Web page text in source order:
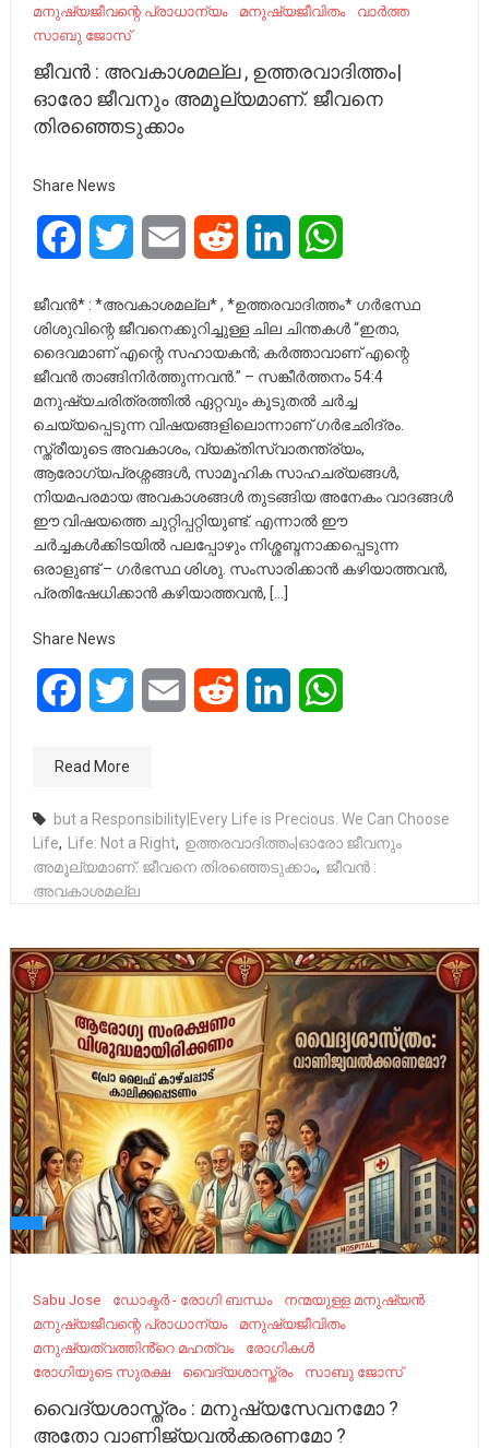
മനുഷ്യജീവന്റെ പ്രാധാന്യം മനുഷ്യജീവിതം
വാർത്ത
സാബു ജോസ്
ജീവൻ : അവകാശമല്ല , ഉത്തരവാദിത്തം|
ഓരോ ജീവനും അമൂല്യമാണ്. ജീവനെ
തിരഞ്ഞെടുക്കാം
Share News
FacebookTwitter Email Reddit LinkedIn
ജീവൻ* : *അവകാശമല്ല* , *ഉത്തരവാദിത്തം* ഗർഭസ്ഥ
ശിശുവിന്റെ ജീവനെക്കുറിച്ചുള്ള ചില ചിന്തകൾ “ഇതാ,
ദൈവമാണ് എന്റെ സഹായകൻ; കർത്താവാണ് എന്റെ
ജീവൻ താങ്ങിനിർത്തുന്നവൻ.” – സങ്കീർത്തനം 54:4
മനുഷ്യചരിത്രത്തിൽ ഏറ്റവും കൂടുതൽ ചർച്ച
ചെയ്യപ്പെടുന്ന വിഷയങ്ങളിലൊന്നാണ് ഗർഭഛിദ്രം.
സ്ത്രീയുടെ അവകാശം, വ്യക്തിസ്വാതന്ത്ര്യം,
ആരോഗ്യപ്രശ്നങ്ങൾ, സാമൂഹിക സാഹചര്യങ്ങൾ,
നിയമപരമായ അവകാശങ്ങൾ തുടങ്ങിയ അനേകം വാദങ്ങൾ
ഈ വിഷയത്തെ ചുറ്റിപ്പറ്റിയുണ്ട്. എന്നാൽ ഈ
ചർച്ചകൾക്കിടയിൽ പലപ്പോഴും നിശ്ശബ്ദനാക്കപ്പെടുന്ന
ഒരാളുണ്ട് – ഗർഭസ്ഥ ശിശു. സംസാരിക്കാൻ കഴിയാത്തവൻ,
പ്രതിഷേധിക്കാൻ കഴിയാത്തവൻ, […]
Share News
FacebookTwitter Email Reddit LinkedIn
Read More
but a Responsibility|Every Life is Precious. We Can Choose
Life, Life: Not a Right, ഉത്തരവാദിത്തം|ഓരോ ജീവനും
അമൂല്യമാണ്. ജീവനെ തിരഞ്ഞെടുക്കാം, ജീവൻ :
അവകാശമല്ല
Sabu Jose ഡോക്ടർ - രോഗി ബന്ധം
നന്മയുള്ള മനുഷ്യൻ
മനുഷ്യജീവന്റെ പ്രാധാന്യം
മനുഷ്യജീവിതം
മനുഷ്യത്വത്തിൻ്റെ മഹത്വം
രോഗികൾ
രോഗിയുടെ സുരക്ഷ
വൈദ്യശാസ്ത്രം സാബു ജോസ്
വൈദ്യശാസ്ത്രം : മനുഷ്യസേവനമോ ?
അതോ വാണിജ്യവൽക്കരണമോ ?